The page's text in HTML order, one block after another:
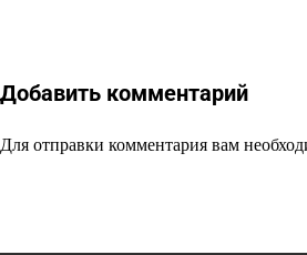
Добавить комментарий
Для отправки комментария вам